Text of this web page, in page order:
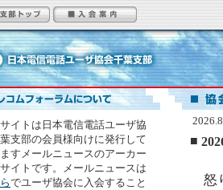
イトは日本電信電話ユーザ協
支部の会員様向けに発行して
すメールニュースのアーカー
イトです。メールニュースは
でユーザ協会に入会すること
■
怒